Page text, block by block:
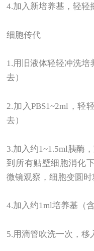
4.加入新培养基，轻轻
细胞传代
1.用旧液体轻轻冲洗培
去）
2.加入PBS1~2ml，轻
去）
3.加入约1~1.5ml胰酶
到所有贴壁细胞消化
微镜观察，细胞变圆时
4.加入约1ml培养基（
5.用滴管吹洗一次，移